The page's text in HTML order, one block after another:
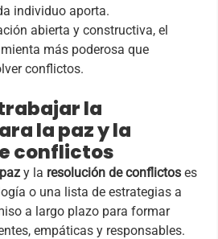
individuo aporta.
abierta y constructiva, el
más poderosa que
conflictos.
la
la paz y la
conflictos
y la resolución de conflictos es
o una lista de estrategias a
a largo plazo para formar
empáticas y responsables.